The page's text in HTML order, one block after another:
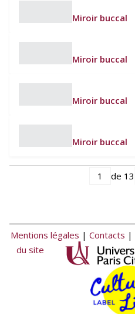
Miroir buccal
Miroir buccal
Miroir buccal
Miroir buccal
de 13
Mentions légales | Contacts |
du site